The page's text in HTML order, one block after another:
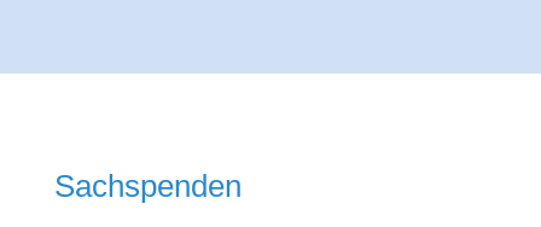
Sachspenden